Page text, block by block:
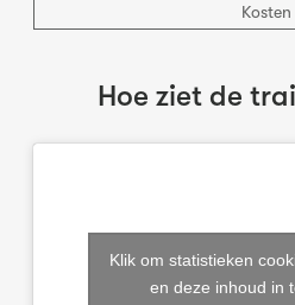
Kosten
Hoe ziet de
Klik om statistieken
en deze inhoud in